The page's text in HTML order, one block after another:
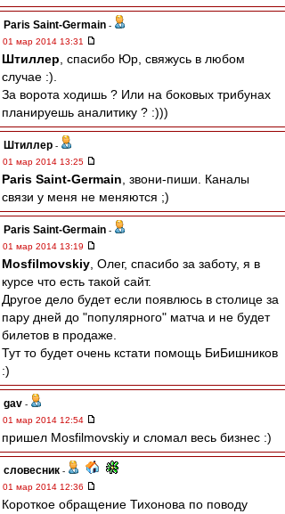
Paris Saint-Germain -
01 мар 2014 13:31
Штиллер , спасибо Юр, свяжусь в любом
случае :).
За ворота ходишь ? Или на боковых трибунах
планируешь аналитику ? :)))
Штиллер -
01 мар 2014 13:25
Paris Saint-Germain , звони-пиши. Каналы
связи у меня не меняются ;)
Paris Saint-Germain -
01 мар 2014 13:19
Mosfilmovskiy , Олег, спасибо за заботу, я в
курсе что есть такой сайт.
Другое дело будет если появлюсь в столице за
пару дней до "популярного" матча и не будет
билетов в продаже.
Тут то будет очень кстати помощь БиБишников
:)
gav -
01 мар 2014 12:54
пришел Mosfilmovskiy и сломал весь бизнес :)
словесник -
01 мар 2014 12:36
Короткое обращение Тихонова по поводу